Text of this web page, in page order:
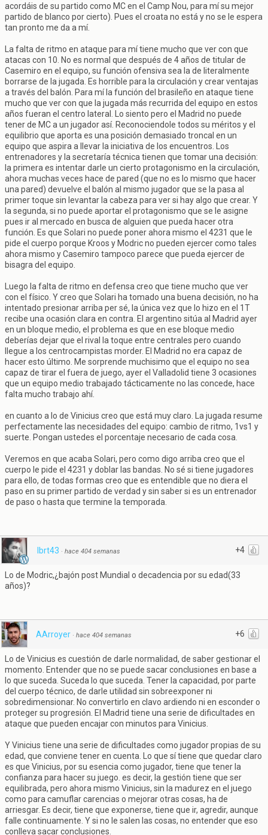
acordáis de su partido como MC en el Camp Nou, para mí su mejor
partido de blanco por cierto). Pues el croata no está y no se le espera
tan pronto me da a mí.
La falta de ritmo en ataque para mí tiene mucho que ver con que
atacas con 10. No es normal que después de 4 años de titular de
Casemiro en el equipo, su función ofensiva sea la de literalmente
borrarse de la jugada. Es horrible para la circulación y crear ventajas
a través del balón. Para mí la función del brasileño en ataque tiene
mucho que ver con que la jugada más recurrida del equipo en estos
años fueran el centro lateral. Lo siento pero el Madrid no puede
tener de MC a un jugador así. Reconociendole todos su méritos y el
equilibrio que aporta es una posición demasiado troncal en un
equipo que aspira a llevar la iniciativa de los encuentros. Los
entrenadores y la secretaría técnica tienen que tomar una decisión:
la primera es intentar darle un cierto protagonismo en la circulación,
ahora muchas veces hace de pared (que no es lo mismo que hacer
una pared) devuelve el balón al mismo jugador que se la pasa al
primer toque sin levantar la cabeza para ver si hay algo que crear. Y
la segunda, si no puede aportar el protagonismo que se le asigne
pues ir al mercado en busca de alguien que pueda hacer otra
función. Es que Solari no puede poner ahora mismo el 4231 que le
pide el cuerpo porque Kroos y Modric no pueden ejercer como tales
ahora mismo y Casemiro tampoco parece que pueda ejercer de
bisagra del equipo.
Luego la falta de ritmo en defensa creo que tiene mucho que ver
con el físico. Y creo que Solari ha tomado una buena decisión, no ha
intentado presionar arriba per sé, la única vez que lo hizo en el 1T
recibe una ocasión clara en contra. El argentino sitúa al Madrid ayer
en un bloque medio, el problema es que en ese bloque medio
deberías dejar que el rival la toque entre centrales pero cuando
llegue a los centrocampistas morder. El Madrid no era capaz de
hacer esto último. Me sorprende muchisimo que el equipo no sea
capaz de tirar el fuera de juego, ayer el Valladolid tiene 3 ocasiones
que un equipo medio trabajado tácticamente no las concede, hace
falta mucho trabajo ahí.
en cuanto a lo de Vinicius creo que está muy claro. La jugada resume
perfectamente las necesidades del equipo: cambio de ritmo, 1vs1 y
suerte. Pongan ustedes el porcentaje necesario de cada cosa.
Veremos en que acaba Solari, pero como digo arriba creo que el
cuerpo le pide el 4231 y doblar las bandas. No sé si tiene jugadores
para ello, de todas formas creo que es entendible que no diera el
paso en su primer partido de verdad y sin saber si es un entrenador
de paso o hasta que termine la temporada.
+4
lbrt43 · hace 404 semanas
Lo de Modric,¿bajón post Mundial o decadencia por su edad(33
años)?
+6
AArroyer · hace 404 semanas
Lo de Vinicius es cuestión de darle normalidad, de saber gestionar el
momento. Entender que no se puede sacar conclusiones en base a
lo que suceda. Suceda lo que suceda. Tener la capacidad, por parte
del cuerpo técnico, de darle utilidad sin sobreexponer ni
sobredimensionar. No convertirlo en clavo ardiendo ni en esconder o
proteger su progresión. El Madrid tiene una serie de dificultades en
ataque que pueden encajar con minutos para Vinicius.
Y Vinicius tiene una serie de dificultades como jugador propias de su
edad, que conviene tener en cuenta. Lo que sí tiene que quedar claro
es que Vinicius, por su esencia como jugador, tiene que tener la
confianza para hacer su juego. es decir, la gestión tiene que ser
equilibrada, pero ahora mismo Vinicius, sin la madurez en el juego
como para camuflar carencias o mejorar otras cosas, ha de
arriesgar. Es decir, tiene que exponerse, tiene que ir, agredir, aunque
falle continuamente. Y si no le salen las cosas, no entender que eso
conlleva sacar conclusiones.